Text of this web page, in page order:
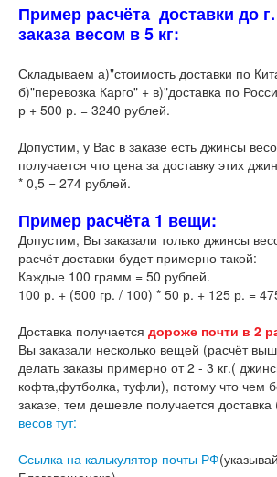
Пример расчёта доставки до
заказа весом в 5 кг:
Складываем а)"стоимость доставки по
б)"перевозка Карго" + в)"доставка по
р + 500 р. = 3240 рублей.
Допустим, у Вас в заказе есть джинсы
получается что цена за доставку этих
* 0,5 = 274 рублей.
Пример расчёта 1 вещи:
Допустим, Вы заказали только джинсы
расчёт доставки будет примерно такой:
Каждые 100 грамм = 50 рублей.
100 р. + (500 гр. / 100) * 50 р. + 125 р. =
Доставка получается дороже почти в 2
Вы заказали несколько вещей (расчёт
делать заказы примерно от 2 - 3 кг.(
кофта,футболка, туфли), потому что чем
заказе, тем дешевле получается
весов тут:
Ссылка на калькулятор почты РФ